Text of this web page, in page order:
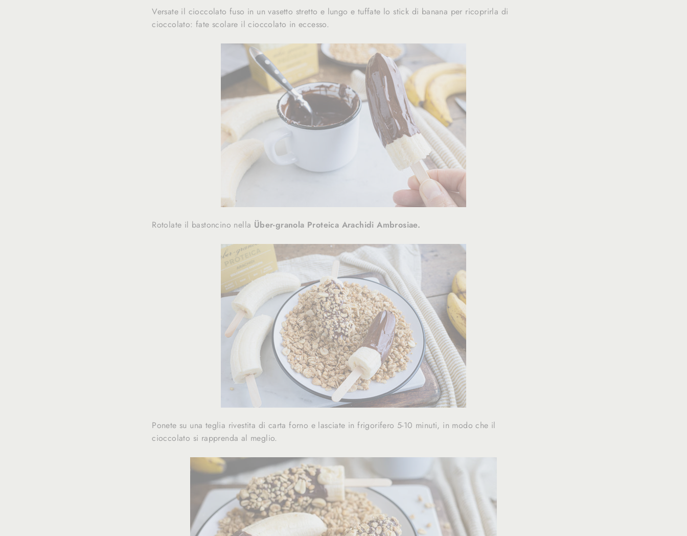
Versate il cioccolato fuso in un vasetto stretto e lungo e tuffate lo stick di banana per ricoprirla di
cioccolato: fate scolare il cioccolato in eccesso.
Rotolate il bastoncino nella Über-granola Proteica Arachidi Ambrosiae.
Ponete su una teglia rivestita di carta forno e lasciate in frigorifero 5-10 minuti, in modo che il
cioccolato si rapprenda al meglio.